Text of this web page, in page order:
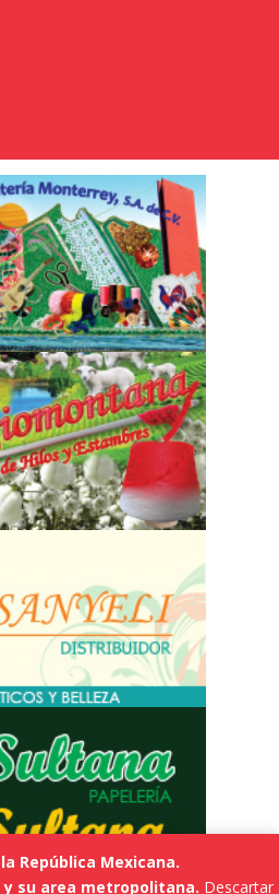
República Mexicana.
su area metropolitana. Descartar